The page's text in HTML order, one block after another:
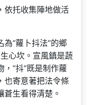
依托收集陣地做活
“蘿卜抖法”的鄉
心坎。宣風鎮是蔬
“抖”既是制作蘿
也寄意著把法令條
蒼生看得清楚。